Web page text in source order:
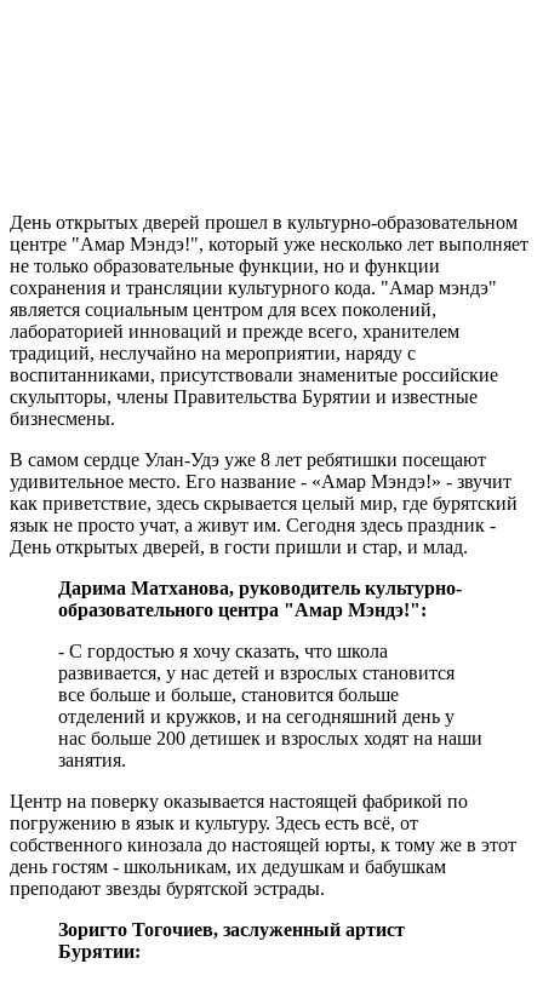
День открытых дверей прошел в культурно-образовательном
центре "Амар Мэндэ!", который уже несколько лет выполняет
не только образовательные функции, но и функции
сохранения и трансляции культурного кода. "Амар мэндэ"
является социальным центром для всех поколений,
лабораторией инноваций и прежде всего, хранителем
традиций, неслучайно на мероприятии, наряду с
воспитанниками, присутствовали знаменитые российские
скульпторы, члены Правительства Бурятии и известные
бизнесмены.
В самом сердце Улан-Удэ уже 8 лет ребятишки посещают
удивительное место. Его название - «Амар Мэндэ!» - звучит
как приветствие, здесь скрывается целый мир, где бурятский
язык не просто учат, а живут им. Сегодня здесь праздник -
День открытых дверей, в гости пришли и стар, и млад.
Дарима Матханова, руководитель культурно-
образовательного центра "Амар Мэндэ!":
- С гордостью я хочу сказать, что школа
развивается, у нас детей и взрослых становится
все больше и больше, становится больше
отделений и кружков, и на сегодняшний день у
нас больше 200 детишек и взрослых ходят на наши
занятия.
Центр на поверку оказывается настоящей фабрикой по
погружению в язык и культуру. Здесь есть всё, от
собственного кинозала до настоящей юрты, к тому же в этот
день гостям - школьникам, их дедушкам и бабушкам
преподают звезды бурятской эстрады.
Зоригто Тогочиев, заслуженный артист
Бурятии: